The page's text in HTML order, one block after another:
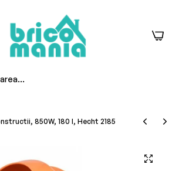
0
850W, 180 l, Hecht 2185